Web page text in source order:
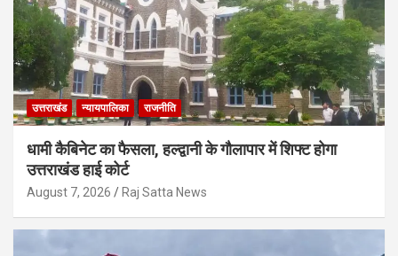
उत्तराखंड न्यायपालिका राजनीति
धामी कैबिनेट का फैसला, हल्द्वानी के गौलापार में शिफ्ट होगा
उत्तराखंड हाई कोर्ट
August 7, 2026 Raj Satta News